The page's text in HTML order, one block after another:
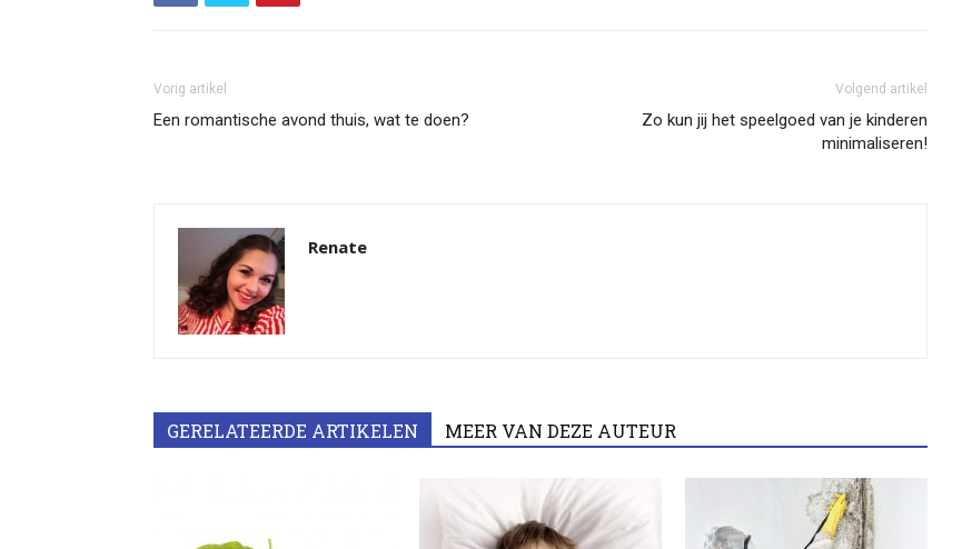
Vorig artikel
Een romantische avond thuis, wat te doen?
Volgend artikel
Zo kun jij het speelgoed van je kinderen
minimaliseren!
Renate
GERELATEERDE ARTIKELEN MEER VAN DEZE AUTEUR